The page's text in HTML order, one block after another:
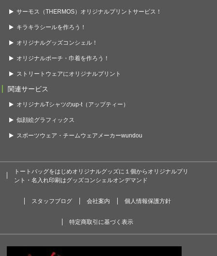
サーモス（THERMOS）オリジナルプリントサービス！
キラキラシールを作ろう！
オリジナルグッズコンシェル！
オリジナルポーチ・巾着を作ろう！
ストリートウェアにオリジナルプリント
関連サービス
オリジナルTシャツのup-t（アップティー）
似顔絵グラフィックス
スポーツウェア・チームウェアメーカーwundou
トートバッグをはじめオリジナルグッズに１個からオリジナルプリ
ント・名入れ印刷はグッズコンシェルオンデマンド
スタッフブログ 会社案内 個人情報保護方針
特定商取引に基づく表示